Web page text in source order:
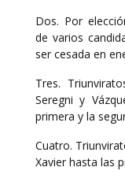
Dos. Por
de varios
ser cesada en
Tres.
Seregni y
primera y la
Cuatro.
Xavier hasta las